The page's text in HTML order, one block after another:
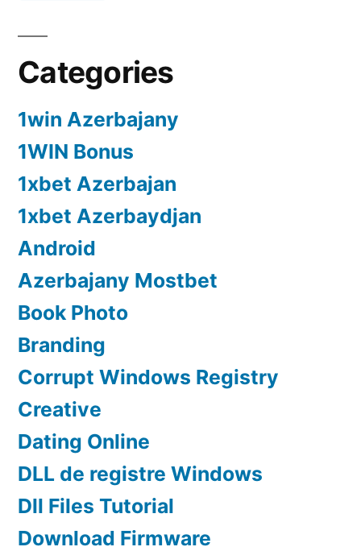
Categories
1win Azerbajany
1WIN Bonus
1xbet Azerbajan
1xbet Azerbaydjan
Android
Azerbajany Mostbet
Book Photo
Branding
Corrupt Windows Registry
Creative
Dating Online
DLL de registre Windows
Dll Files Tutorial
Download Firmware